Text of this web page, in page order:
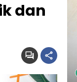
dan